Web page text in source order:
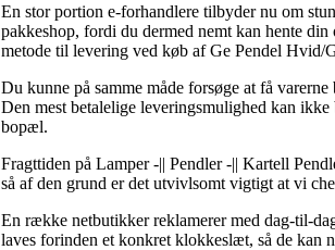
En stor portion e-forhandlere tilbyder nu om
pakkeshop, fordi du dermed nemt kan hente
metode til levering ved køb af Ge Pendel Hvid/
Du kunne på samme måde forsøge at få
Den mest betalelige leveringsmulighed kan
bopæl.
Fragttiden på Lamper -|| Pendler -|| Kartell
så af den grund er det utvivlsomt vigtigt at vi
En række netbutikker reklamerer med dag-til-
laves forinden et konkret klokkeslæt, så de kan